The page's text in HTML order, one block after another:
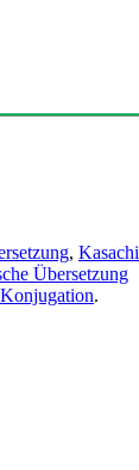
,
Übersetzung
.